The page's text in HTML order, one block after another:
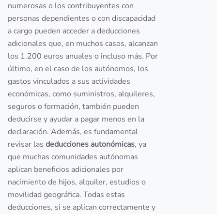
numerosas o los contribuyentes con
personas dependientes o con discapacidad
a cargo pueden acceder a deducciones
adicionales que, en muchos casos, alcanzan
los 1.200 euros anuales o incluso más. Por
último, en el caso de los autónomos, los
gastos vinculados a sus actividades
económicas, como suministros, alquileres,
seguros o formación, también pueden
deducirse y ayudar a pagar menos en la
declaración. Además, es fundamental
revisar las deducciones autonómicas, ya
que muchas comunidades autónomas
aplican beneficios adicionales por
nacimiento de hijos, alquiler, estudios o
movilidad geográfica. Todas estas
deducciones, si se aplican correctamente y